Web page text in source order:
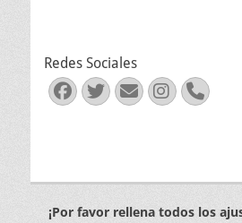
Redes Sociales
Facebook
Twitter
Correo
¡Por favor rellena todos los